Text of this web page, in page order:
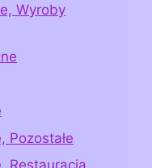
Wyroby
Pozostałe